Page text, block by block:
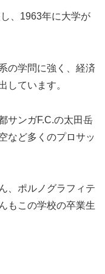
、1963年に大学が
の学問に強く、経済
しています。
サンガF.C.の太田岳
など多くのプロサッ
、ポルノグラフィテ
もこの学校の卒業生